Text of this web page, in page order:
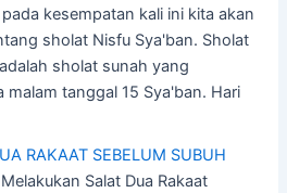
pada kesempatan kali ini kita akan
sholat Nisfu Sya'ban. Sholat
sholat sunah yang
malam tanggal 15 Sya'ban. Hari
RAKAAT SEBELUM SUBUH
Salat Dua Rakaat